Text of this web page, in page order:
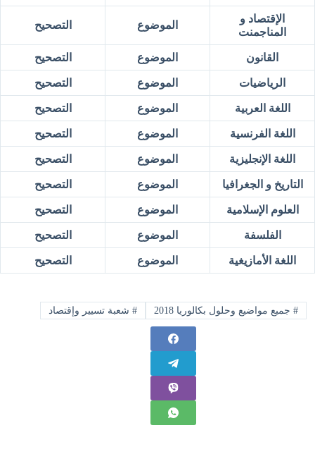
الإقتصاد و
المناجمنت
الموضوع التصحيح
القانون الموضوع التصحيح
الرياضيات الموضوع التصحيح
اللغة العربية الموضوع التصحيح
اللغة الفرنسية الموضوع التصحيح
اللغة الإنجليزية الموضوع التصحيح
التاريخ و الجغرافيا الموضوع التصحيح
العلوم الإسلامية الموضوع التصحيح
الفلسفة الموضوع التصحيح
اللغة الأمازيغية الموضوع التصحيح
# جميع مواضيع وحلول بكالوريا 2018 #شعبة تسيير وإقتصاد